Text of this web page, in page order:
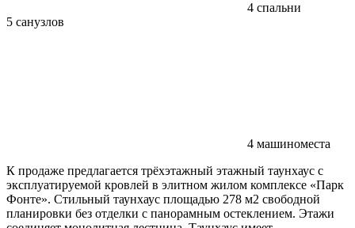
4 спальни
5 санузлов
4 машиноместа
К продаже предлагается трёхэтажный этажный таунхаус с
эксплуатируемой кровлей в элитном жилом комплексе «Парк
Фонте». Стильный таунхаус площадью 278 м2 свободной
планировки без отделки с панорамным остеклением. Этажи